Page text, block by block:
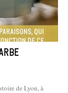
de Lyon, à